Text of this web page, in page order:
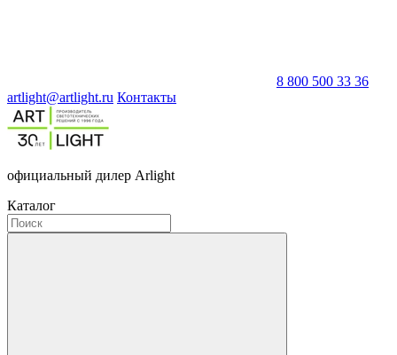
8 800 500 33 36
artlight@artlight.ru Контакты
официальный дилер Arlight
Каталог